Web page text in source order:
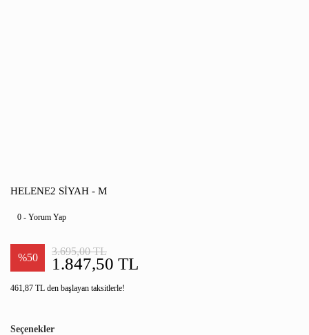
HELENE2 SİYAH - M
0 - Yorum Yap
%50 1.847,50 TL
3.695,00 TL
461,87 TL den başlayan taksitlerle!
Seçenekler